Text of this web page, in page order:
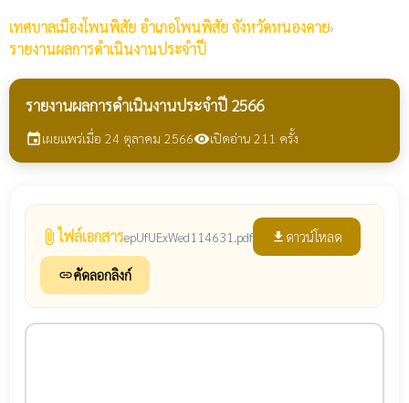
เทศบาลเมืองโพนพิสัย อำเภอโพนพิสัย จังหวัดหนองคาย›
รายงานผลการดำเนินงานประจำปี
รายงานผลการดำเนินงานประจำปี 2566
eventเผยแพร่เมื่อ 24 ตุลาคม 2566visibilityเปิดอ่าน 211 ครั้ง
attach_file ไฟล์เอกสารepUfUExWed114631.pdf file_download ดาวน์โหลด
linkคัดลอกลิงก์